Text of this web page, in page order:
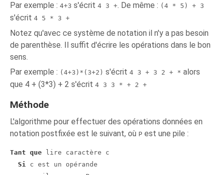
Par exemple :4+3 s'écrit4 3 +. De même : (4 * 5) + 3
s'écrit4 5 * 3 +
Notez qu'avec ce système de notation il n'y a pas besoin
de parenthèse. Il suffit d'écrire les opérations dans le bon
sens.
Par exemple : (4+3)*(3+2) s'écrit4 3 + 3 2 + * alors
que 4 + (3*3) + 2 s'écrit4 3 3 * + 2 +
Méthode
L'algorithme pour effectuer des opérations données en
notation postfixée est le suivant, où P est une pile :
Tant que lire caractère c
Si c est un opérande